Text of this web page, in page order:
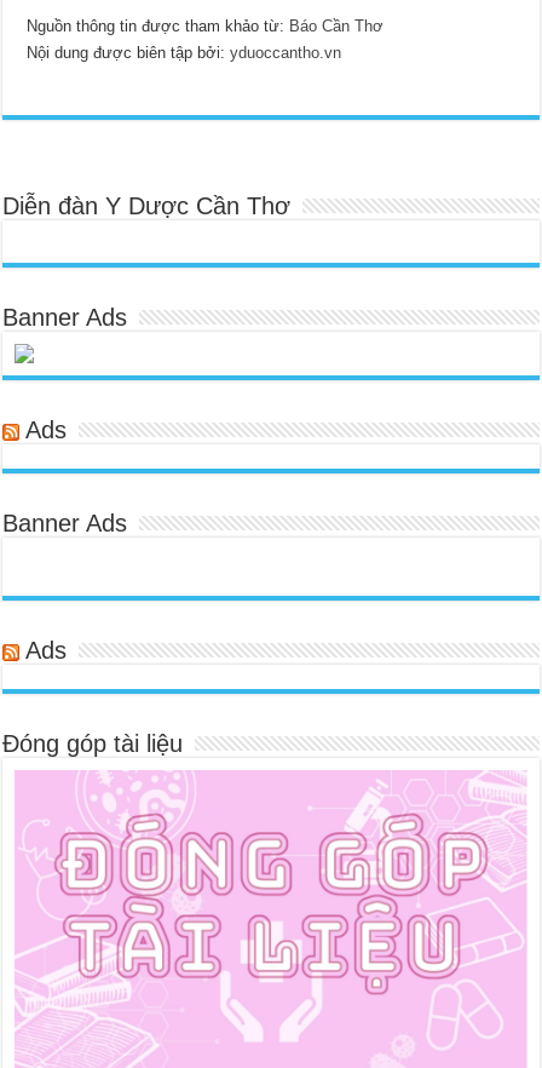
Nguồn thông tin được tham khảo từ: Báo Cần Thơ
Nội dung được biên tập bởi:yduoccantho.vn
Diễn đàn Y Dược Cần Thơ
Banner Ads
Ads
Banner Ads
Ads
Đóng góp tài liệu